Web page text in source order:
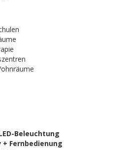
Beleuchtung
Fernbedienung